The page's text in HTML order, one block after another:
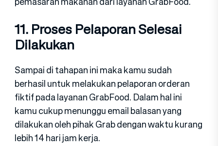
11. Proses Pelaporan Selesai
Dilakukan
Sampai di tahapan ini maka kamu sudah
berhasil untuk melakukan pelaporan orderan
fiktif pada layanan GrabFood. Dalam hal ini
kamu cukup menunggu email balasan yang
dilakukan oleh pihak Grab dengan waktu kurang
lebih 14 hari jam kerja.